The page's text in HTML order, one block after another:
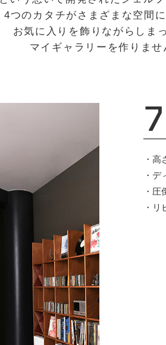
4つのカタチがさまざまな空間に
お気に入りを飾りながらしま
マイギャラリーを作りませ
・
・
・圧
・